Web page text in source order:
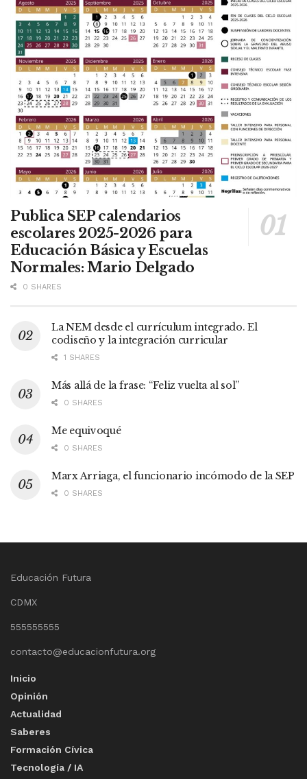
Publica SEP calendarios
escolares 2025-2026 para
Educación Básica y Escuelas
Normales: Mario Delgado
0 SHARES
La NEM desde el currículum integrado. El
codiseño y la integración curricular
1 SHARES
Más allá de la frase: “Feliz vuelta al sol”
0 SHARES
Me equivoqué
0 SHARES
Marx Arriaga, el funcionario incómodo de la SEP
0 SHARES
Educación Futura
CDMX
555555555
contacto@educacionfutura.org
Inicio
Opinión
Actualidad
Saberes
Formación Cívica
Tecnología / IA